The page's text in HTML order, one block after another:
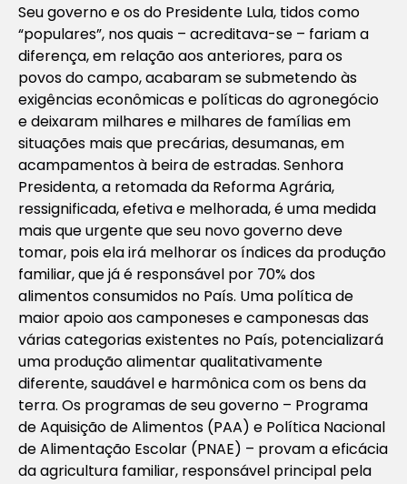
Seu governo e os do Presidente Lula, tidos como
“populares”, nos quais – acreditava-se – fariam a
diferença, em relação aos anteriores, para os
povos do campo, acabaram se submetendo às
exigências econômicas e políticas do agronegócio
e deixaram milhares e milhares de famílias em
situações mais que precárias, desumanas, em
acampamentos à beira de estradas. Senhora
Presidenta, a retomada da Reforma Agrária,
ressignificada, efetiva e melhorada, é uma medida
mais que urgente que seu novo governo deve
tomar, pois ela irá melhorar os índices da produção
familiar, que já é responsável por 70% dos
alimentos consumidos no País. Uma política de
maior apoio aos camponeses e camponesas das
várias categorias existentes no País, potencializará
uma produção alimentar qualitativamente
diferente, saudável e harmônica com os bens da
terra. Os programas de seu governo – Programa
de Aquisição de Alimentos (PAA) e Política Nacional
de Alimentação Escolar (PNAE) – provam a eficácia
da agricultura familiar, responsável principal pela